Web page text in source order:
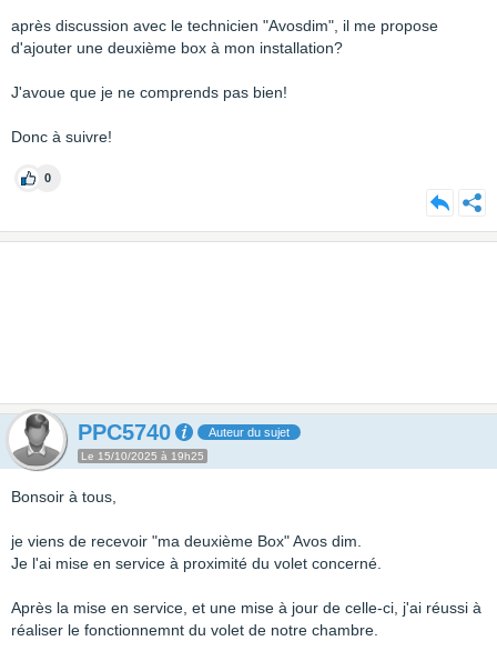
après discussion avec le technicien "Avosdim", il me propose
d'ajouter une deuxième box à mon installation?
J'avoue que je ne comprends pas bien!
Donc à suivre!
0
PPC5740 Auteur du sujet
Le 15/10/2025 à 19h25
Bonsoir à tous,
je viens de recevoir "ma deuxième Box" Avos dim.
Je l'ai mise en service à proximité du volet concerné.
Après la mise en service, et une mise à jour de celle-ci, j'ai réussi à
réaliser le fonctionnemnt du volet de notre chambre.